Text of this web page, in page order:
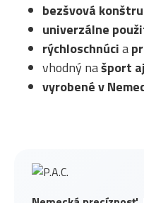
bezšvová
univerzálne
rýchloschnúcia
vhodný našport
vyrobené v